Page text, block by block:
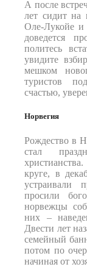
А после
лет сидит на
Оле-Лукойе и
доведется
политесь
увидите
мешком
туристов
счастью,
Норвегия
Рождество в
стал
круге, в
устраивали
просили
норвежцы
них –
Двести лет
семейный
потом по
начиная от